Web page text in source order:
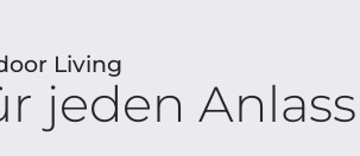
Living
jeden Anlass